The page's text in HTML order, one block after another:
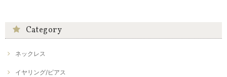
Category
ネックレス
イヤリング/ピアス